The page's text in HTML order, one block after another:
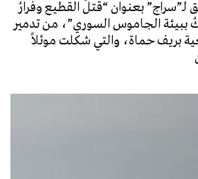
بعنوان “قتلُ القطيع وفرارُ
ببيئة الجاموس السوري”، من تدمير
بريف حماة، والتي شكلت موئلاً